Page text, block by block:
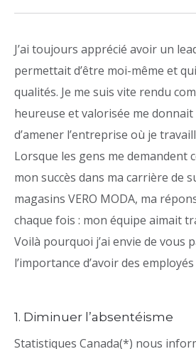
J’ai toujours apprécié avoir un
permettait d’être moi-même et
qualités. Je me suis vite rendu
heureuse et valorisée me
d’amener l’entreprise où je
Lorsque les gens me demandent
mon succès dans ma carrière de
magasins VERO MODA, ma
chaque fois : mon équipe aimait
Voilà pourquoi j’ai envie de vous
l’importance d’avoir des
1. Diminuer l’absentéisme
Statistiques Canada(*) nous